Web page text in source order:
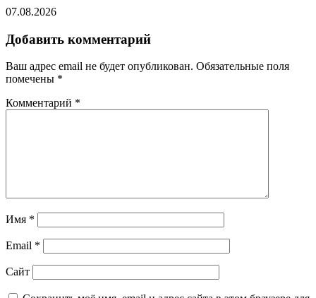
07.08.2026
Добавить комментарий
Ваш адрес email не будет опубликован. Обязательные поля
помечены *
Комментарий *
Имя *
Email *
Сайт